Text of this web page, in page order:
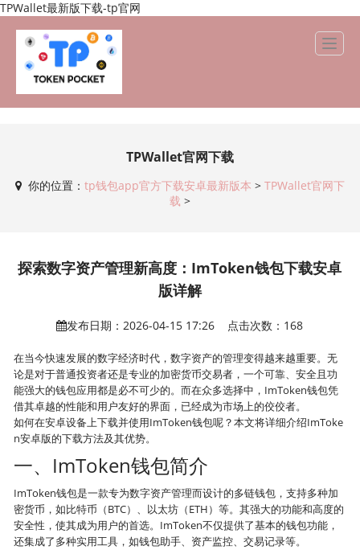
TPWallet最新版下载-tp官网
TPWallet官网下载
你的位置： tp钱包app官方下载安卓最新版本 > TPWallet官网下
载 >
探索数字资产管理新高度：ImToken钱包下载安卓
版详解
发布日期：2026-04-15 17:26 点击次数：168
在当今快速发展的数字经济时代，数字资产的管理变得越来越重要。无
论是对于普通投资者还是专业的加密货币交易者，一个可靠、安全且功
能强大的钱包应用都是必不可少的。而在众多选择中，ImToken钱包凭
借其卓越的性能和用户友好的界面，已经成为市场上的佼佼者。
如何在安卓设备上下载并使用ImToken钱包呢？本文将详细介绍ImToke
n安卓版的下载方法及其优势。
一、ImToken钱包简介
ImToken钱包是一款专为数字资产管理而设计的多链钱包，支持多种加
密货币，如比特币（BTC）、以太坊（ETH）等。其强大的功能和高度的
安全性，使其成为用户的首选。ImToken不仅提供了基本的钱包功能，
还集成了多种实用工具，如钱包助手、资产监控、交易记录等。